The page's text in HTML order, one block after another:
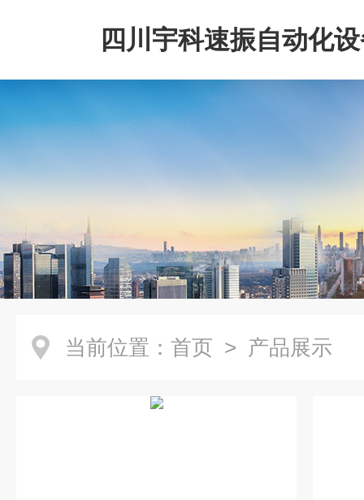
四川宇科速振自动化
公司
当前位置： 首页 > 产品展示